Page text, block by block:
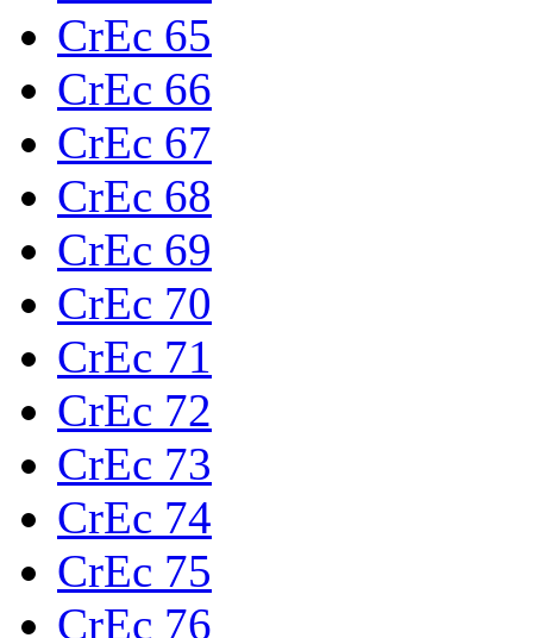
CrEc 65
CrEc 66
CrEc 67
CrEc 68
CrEc 69
CrEc 70
CrEc 71
CrEc 72
CrEc 73
CrEc 74
CrEc 75
CrEc 76